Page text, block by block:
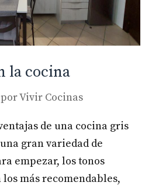
la cocina
porVivir Cocinas
de una cocina gris
gran variedad de
empezar, los tonos
más recomendables,